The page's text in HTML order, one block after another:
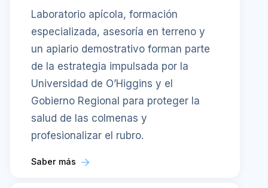
Laboratorio apícola, formación
especializada, asesoría en terreno y
un apiario demostrativo forman parte
de la estrategia impulsada por la
Universidad de O’Higgins y el
Gobierno Regional para proteger la
salud de las colmenas y
profesionalizar el rubro.
Saber más